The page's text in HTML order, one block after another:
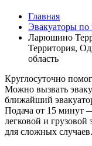
Главная
Эвакуаторы по
Ларюшино
Территория,
область
Круглосуточно
Можно вызвать
ближайший
Подача от 15 минут
легковой и грузовой
для сложных случаев.